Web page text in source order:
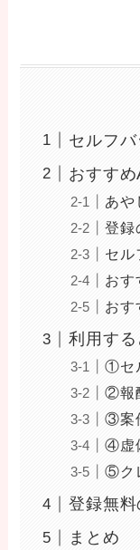
セルフバ
おすすめ
あや
登録
セル
お
お
利用す
①セ
②報
③案
④虚
⑤ク
登録無
まとめ